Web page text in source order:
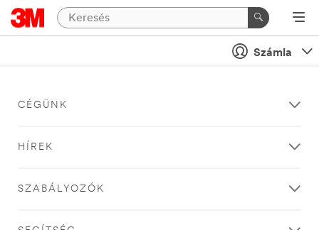
Számla
CÉGÜNK
HÍREK
SZABÁLYOZÓK